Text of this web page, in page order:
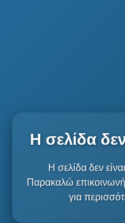
Η σελίδα
Η σελίδα δεν
Παρακαλώ
για